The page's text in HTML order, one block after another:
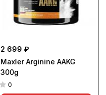
2 699 ₽
Maxler Arginine AAKG
300g
0